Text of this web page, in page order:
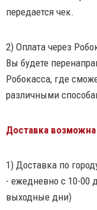
передается чек.
2) Оплата через
Вы будете
Робокасса, где
различными
Доставка
1) Доставка по
- ежедневно с 10-00
выходные дни)